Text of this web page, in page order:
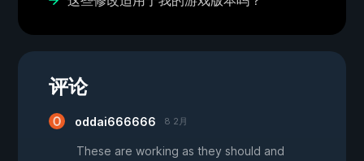
评论
oddai666666 8 2月
These are working as they should and